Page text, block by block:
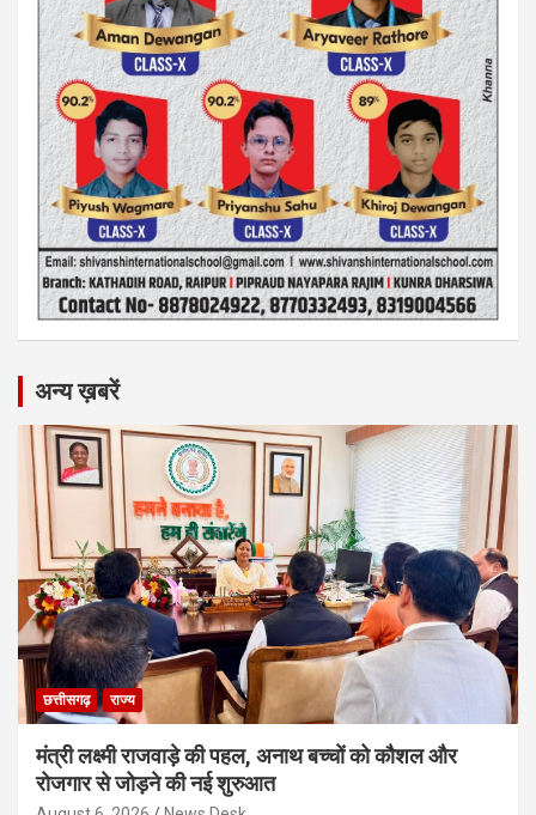
अन्य ख़बरें
छत्तीसगढ़ राज्य
मंत्री लक्ष्मी राजवाड़े की पहल, अनाथ बच्चों को कौशल और
रोजगार से जोड़ने की नई शुरुआत